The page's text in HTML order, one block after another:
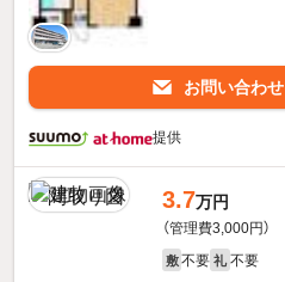
お問い合わせ
提供
3.7万円
（管理費3,000円）
敷 不要 礼 不要